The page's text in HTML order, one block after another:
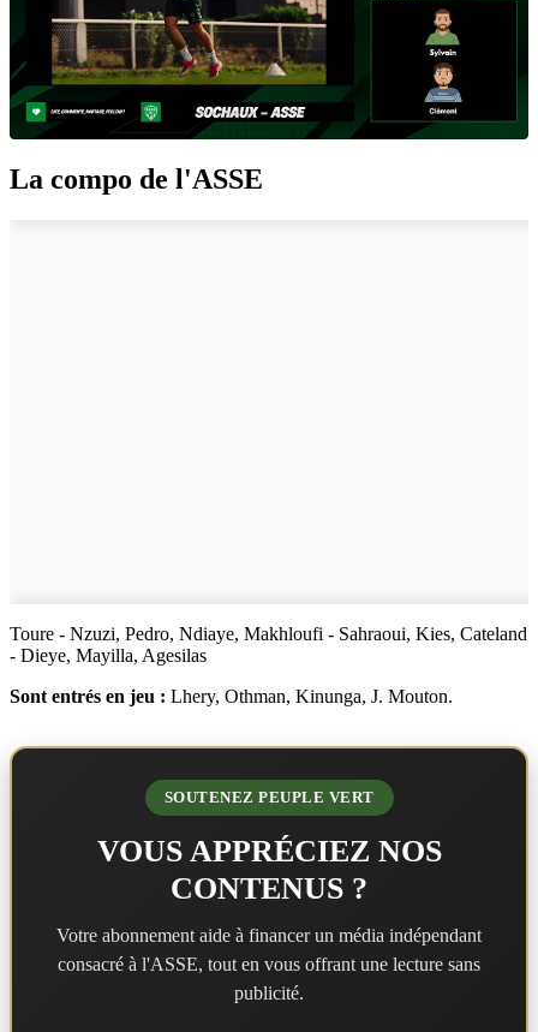
La compo de l'ASSE
Toure - Nzuzi, Pedro, Ndiaye, Makhloufi - Sahraoui, Kies, Cateland
- Dieye, Mayilla, Agesilas
Sont entrés en jeu : Lhery, Othman, Kinunga, J. Mouton.
SOUTENEZ PEUPLE VERT
VOUS APPRÉCIEZ NOS
CONTENUS ?
Votre abonnement aide à financer un média indépendant
consacré à l'ASSE, tout en vous offrant une lecture sans
publicité.